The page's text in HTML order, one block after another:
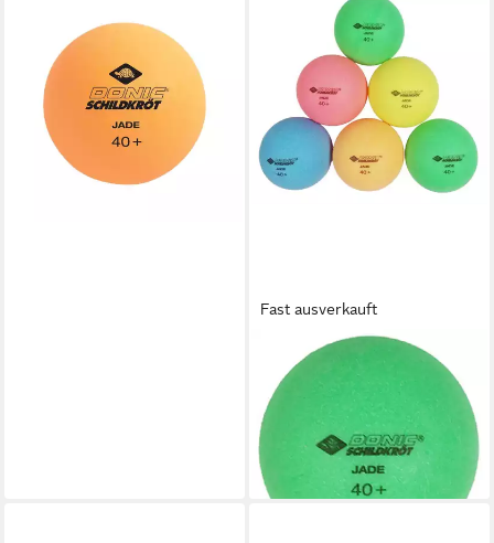
Tischtennisball Jade Poly 40+
6 Stück orange, Tischtennis
Bälle Tischtennisball Ball Balls
14,90 €
lieferbar - in 2-3 Werktagen bei dir
Fast ausverkauft
DONIC
Tischtennisball Colour Popps
6 Stück bunt, Tischtennis
Bälle Tischtennisball Ball Balls
12,90 €
lieferbar - in 2-3 Werktagen bei dir